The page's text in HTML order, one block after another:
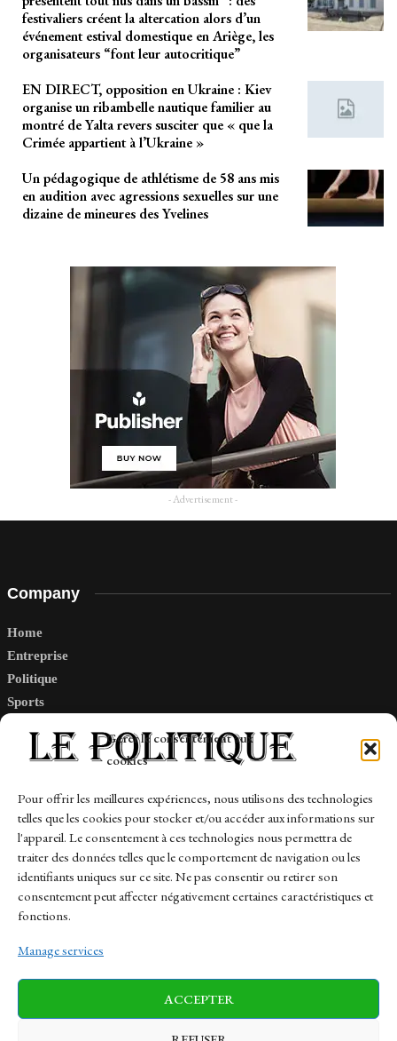
Gérer le consentement aux
cookies
Pour offrir les meilleures expériences, nous utilisons des technologies
telles que les cookies pour stocker et/ou accéder aux informations sur
l'appareil. Le consentement à ces technologies nous permettra de
traiter des données telles que le comportement de navigation ou les
identifiants uniques sur ce site. Ne pas consentir ou retirer son
consentement peut affecter négativement certaines caractéristiques et
fonctions.
Manage services
ACCEPTER
festivaliers créent la altercation alors d’un
événement estival domestique en Ariège, les
organisateurs “font leur autocritique”
EN DIRECT, opposition en Ukraine : Kiev
organise un ribambelle nautique familier au
montré de Yalta revers susciter que « que la
Crimée appartient à l’Ukraine »
Un pédagogique de athlétisme de 58 ans mis
en audition avec agressions sexuelles sur une
dizaine de mineures des Yvelines
- Advertisement -
Company
Home
Entreprise
Politique
Sports
Links
Contact
Sitemap
News Finance-Marches Politics
Business Tech Health Sports Travel